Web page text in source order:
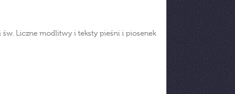
Liczne modlitwy i teksty pieśni i piosenek